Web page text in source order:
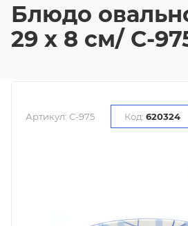
Блюдо
29 х 8 см/ C-
Артикул: C-975 Код: 620324